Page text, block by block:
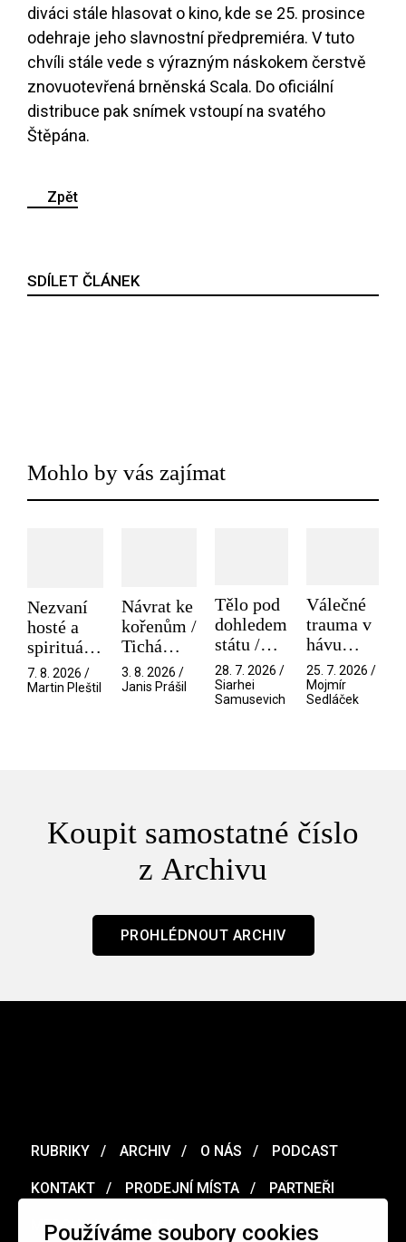
Používáme soubory cookies
diváci stále hlasovat o kino, kde se 25. prosince
odehraje jeho slavnostní předpremiéra. V tuto
chvíli stále vede s výrazným náskokem čerstvě
znovuotevřená brněnská Scala. Do oficiální
distribuce pak snímek vstoupí na svatého
Štěpána.
Zpět
SDÍLET ČLÁNEK
Mohlo by vás zajímat
Nezvaní
hosté a
spirituální
narušitelé
z vesmíru
7. 8. 2026 /
Martin Pleštil
Návrat ke
kořenům /
Tichá
přítelkyně
3. 8. 2026 /
Janis Prášil
Tělo pod
dohledem
státu /
Pramen
28. 7. 2026 /
Siarhei
Samusevich
Válečné
trauma v
hávu
spektáklu
/ Odyssea
25. 7. 2026 /
Mojmír
Sedláček
Koupit samostatné číslo
z Archivu
PROHLÉDNOUT ARCHIV
RUBRIKY ARCHIV O NÁS PODCAST
KONTAKT PRODEJNÍ MÍSTA PARTNEŘI
MERCH VOUCHER